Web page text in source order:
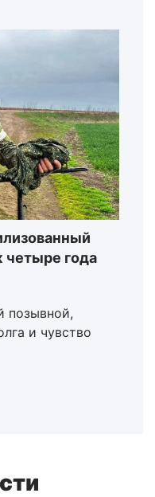
четыре года
позывной,
и чувство